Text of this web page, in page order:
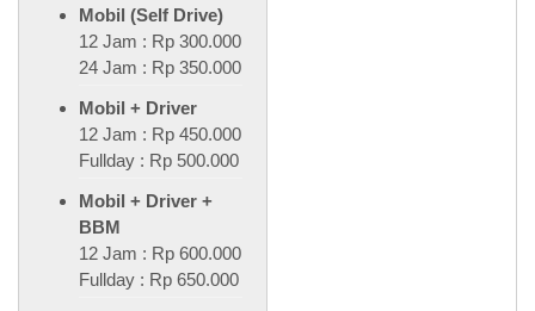
Mobil (Self Drive)
12 Jam : Rp 300.000
24 Jam : Rp 350.000
Mobil + Driver
12 Jam : Rp 450.000
Fullday : Rp 500.000
Mobil + Driver +
BBM
12 Jam : Rp 600.000
Fullday : Rp 650.000